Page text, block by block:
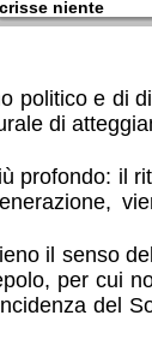
politico e di
di
profondo: il
il senso
per cui
del